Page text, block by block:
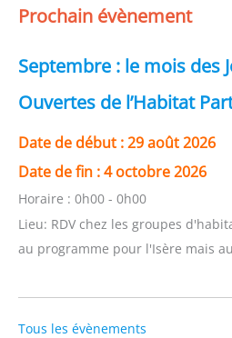
Prochain évènement
Septembre : le mois des
Ouvertes de l’Habitat
Date de début :29 août 2026
Date de fin :4 octobre 2026
Horaire : 0h00 - 0h00
Lieu: RDV chez les groupes
au programme pour l'Isère mais
Tous les évènements